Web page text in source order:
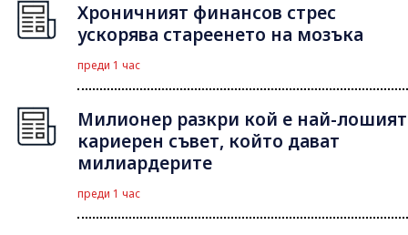
Хроничният финансов стрес
ускорява стареенето на мозъка
преди 1 час
Милионер разкри кой е най-лошият
кариерен съвет, който дават
милиардерите
преди 1 час